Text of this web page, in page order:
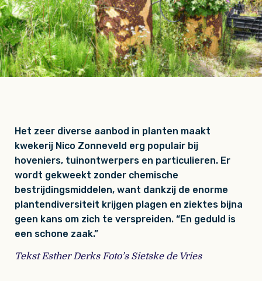
Het zeer diverse aanbod in planten maakt
kwekerij Nico Zonneveld erg populair bij
hoveniers, tuinontwerpers en particulieren. Er
wordt gekweekt zonder chemische
bestrijdingsmiddelen, want dankzij de enorme
plantendiversiteit krijgen plagen en ziektes bijna
geen kans om zich te verspreiden. “En geduld is
een schone zaak.”
Tekst Esther Derks Foto’s Sietske de Vries